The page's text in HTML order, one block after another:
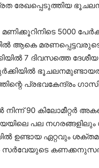
രേഖപ്പെടുത്തിയ
5000
ആകെ
7 ദിവസത്തെ
ഭൂചലനമുണ്ടായത്.
പ്രഭവകേന്ദ്രം
നിന്ന് 90
പല
ഉണ്ടായ ഏറ്റവും